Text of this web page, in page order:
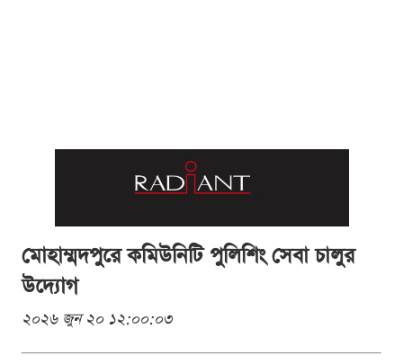
মোহাম্মদপুরে কমিউনিটি পুলিশিং সেবা চালুর
উদ্যোগ
২০২৬ জুন ২০ ১২:০০:০৩